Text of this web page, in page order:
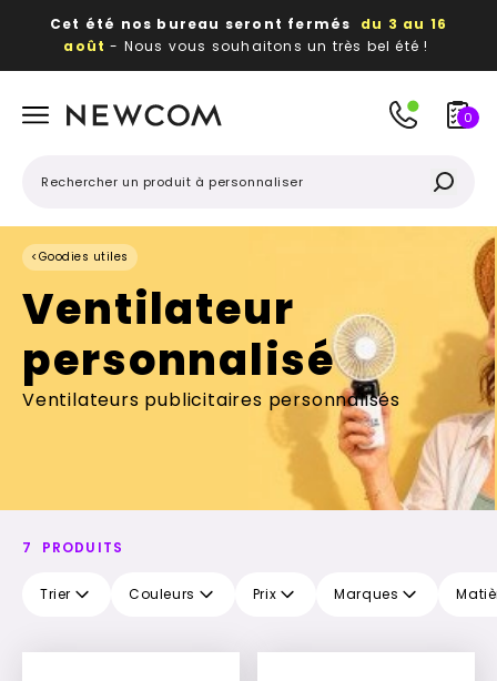
Cet été nos bureau seront fermés du 3 au 16
août - Nous vous souhaitons un très bel été !
publicitaires
0
< Goodies utiles
Ventilateur
personnalisé
Ventilateurs publicitaires personnalisés
7 PRODUITS
Trier Couleurs Prix Marques